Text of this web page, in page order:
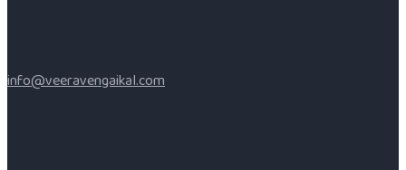
info@veeravengaikal.com